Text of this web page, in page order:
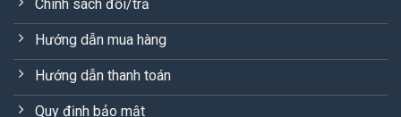
Chính sách đổi/trả
Hướng dẫn mua hàng
Hướng dẫn thanh toán
Quy định bảo mật